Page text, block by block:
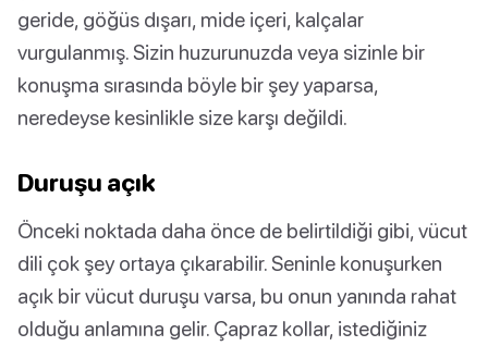
geride, göğüs dışarı, mide içeri, kalçalar
vurgulanmış. Sizin huzurunuzda veya sizinle bir
konuşma sırasında böyle bir şey yaparsa,
neredeyse kesinlikle size karşı değildi.
Duruşu açık
Önceki noktada daha önce de belirtildiği gibi, vücut
dili çok şey ortaya çıkarabilir. Seninle konuşurken
açık bir vücut duruşu varsa, bu onun yanında rahat
olduğu anlamına gelir. Çapraz kollar, istediğiniz